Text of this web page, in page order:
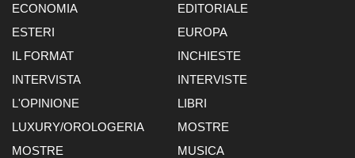
ECONOMIA
EDITORIALE
ESTERI
EUROPA
IL FORMAT
INCHIESTE
INTERVISTA
INTERVISTE
L'OPINIONE
LIBRI
LUXURY/OROLOGERIA
MOSTRE
MOSTRE
MUSICA